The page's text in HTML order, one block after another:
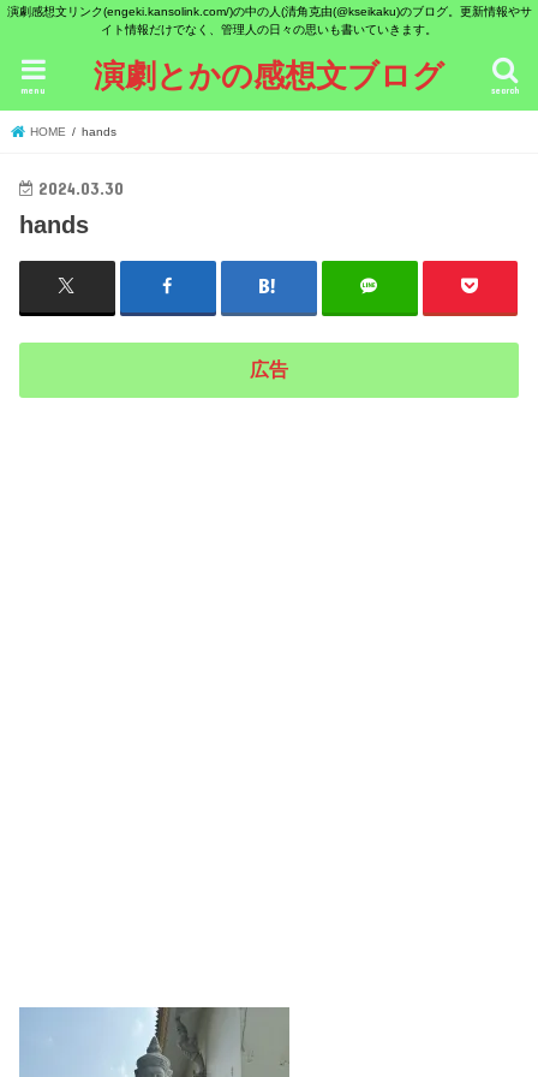
演劇感想文リンク(engeki.kansolink.com/)の中の人(清角克由(@kseikaku)のブログ。更新情報やサ
イト情報だけでなく、管理人の日々の思いも書いていきます。
演劇とかの感想文ブログ search
menu
HOME hands
2024.03.30
hands
広告